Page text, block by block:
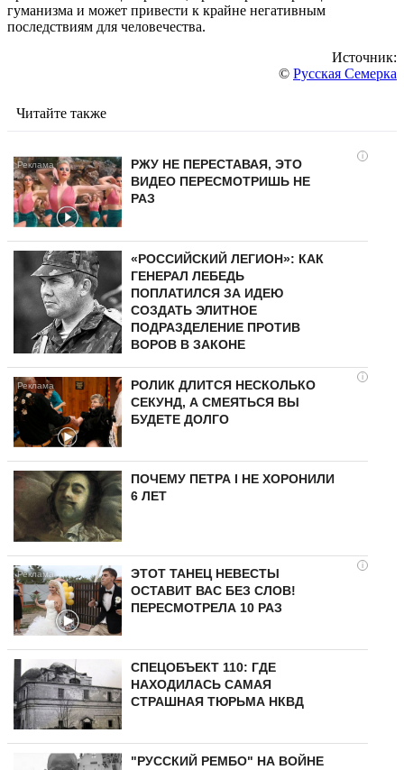
гуманизма и может привести к крайне негативным
последствиям для человечества.
Источник:
© Русская Семерка
Читайте также
i
РЖУ НЕ ПЕРЕСТАВАЯ, ЭТО
ВИДЕО ПЕРЕСМОТРИШЬ НЕ
РАЗ
«РОССИЙСКИЙ ЛЕГИОН»: КАК
ГЕНЕРАЛ ЛЕБЕДЬ
ПОПЛАТИЛСЯ ЗА ИДЕЮ
СОЗДАТЬ ЭЛИТНОЕ
ПОДРАЗДЕЛЕНИЕ ПРОТИВ
ВОРОВ В ЗАКОНЕ
i
РОЛИК ДЛИТСЯ НЕСКОЛЬКО
СЕКУНД, А СМЕЯТЬСЯ ВЫ
БУДЕТЕ ДОЛГО
ПОЧЕМУ ПЕТРА I НЕ ХОРОНИЛИ
6 ЛЕТ
i
ЭТОТ ТАНЕЦ НЕВЕСТЫ
ОСТАВИТ ВАС БЕЗ СЛОВ!
ПЕРЕСМОТРЕЛА 10 РАЗ
СПЕЦОБЪЕКТ 110: ГДЕ
НАХОДИЛАСЬ САМАЯ
СТРАШНАЯ ТЮРЬМА НКВД
"РУССКИЙ РЕМБО" НА ВОЙНЕ